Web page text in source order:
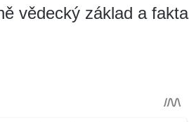
vědecký základ a fakta